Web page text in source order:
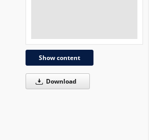
Show content
Download